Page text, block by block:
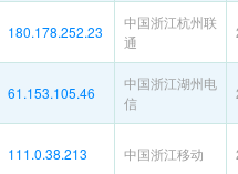
180.178.252.23
中国浙江杭州联
通
61.153.105.46
中国浙江湖州电
信
111.0.38.213 中国浙江移动